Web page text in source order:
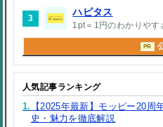
3
ハピタス
1pt＝1円のわかりや
PR
人気記事ランキング
1.
【2025年最新】モッピー20周
史・魅力を徹底解説